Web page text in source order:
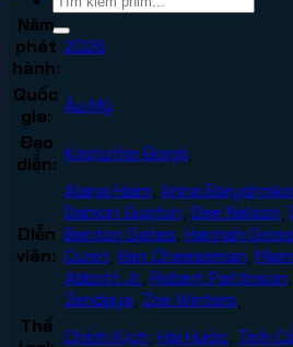
Năm
phát
hành:
2026
Quốc
gia:
Âu Mỹ
Đạo
diễn: Kristoffer Borgli
Diễn
viên:
Alana Haim Anna
Damon Gupton Dee Nelson
Benton Gates Hannah
Curet Ken Cheeseman
Abbott Jr. Robert Pattinson
Zendaya Zoë Winters
Thể Chính Kịch Hài Hước Tình